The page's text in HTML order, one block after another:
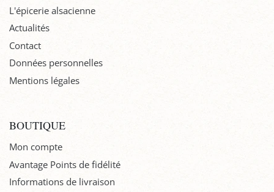
L'épicerie alsacienne
Actualités
Contact
Données personnelles
Mentions légales
BOUTIQUE
Mon compte
Avantage Points de fidélité
Informations de livraison